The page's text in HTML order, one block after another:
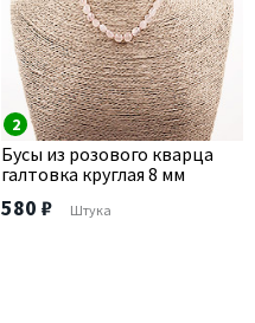
2
Бусы из розового кварца
галтовка круглая 8 мм
580 ₽ Штука